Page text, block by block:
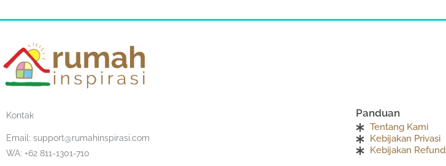
Kontak
Email: support@rumahinspirasi.com
WA: +62 811-1301-710
Panduan
Tentang Kami
Kebijakan Privasi
Kebijakan Refund